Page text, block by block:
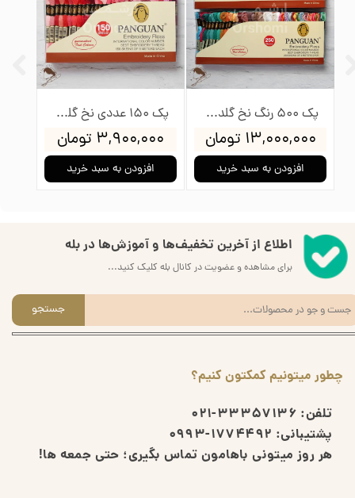
پک 150 عددی نخ گلدوزی پنگوئن
۳,۹۰۰,۰۰۰ تومان
افزودن به سبد خرید
پک 500 رنگ نخ گلدوزی پنگوئن
۱۳,۰۰۰,۰۰۰ تومان
افزودن به سبد خرید
چطور میتونیم کمکتون کنیم؟
تلفن: 33357136-021
پشتیبانی: 1774492-0993
هر روز میتونی باهامون تماس بگیری؛ حتی جمعه ها!
اطلاع از آخرین تخفیف‌ها و آموزش‌ها در بله
برای مشاهده و عضویت در کانال بله کلیک کنید...
جستجو